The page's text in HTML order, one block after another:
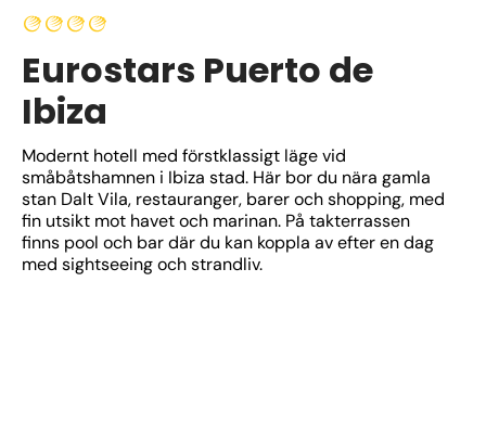
Eurostars Puerto de
Ibiza
Modernt hotell med förstklassigt läge vid
småbåtshamnen i Ibiza stad. Här bor du nära gamla
stan Dalt Vila, restauranger, barer och shopping, med
fin utsikt mot havet och marinan. På takterrassen
finns pool och bar där du kan koppla av efter en dag
med sightseeing och strandliv.